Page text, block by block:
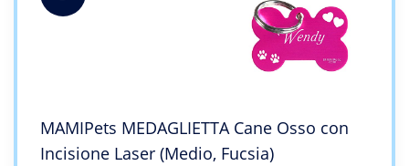
MAMIPets MEDAGLIETTA Cane Osso con
Incisione Laser (Medio, Fucsia)